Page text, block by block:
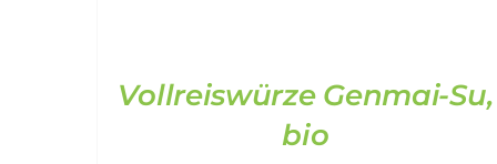
Vollreiswürze Genmai-Su,
bio